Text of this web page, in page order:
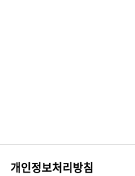
개인정보처리방침